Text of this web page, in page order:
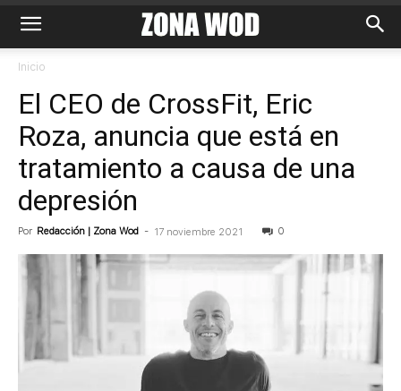
Inicio
El CEO de CrossFit, Eric
Roza, anuncia que está en
tratamiento a causa de una
depresión
Por Redacción | Zona Wod - 17 noviembre 2021 0